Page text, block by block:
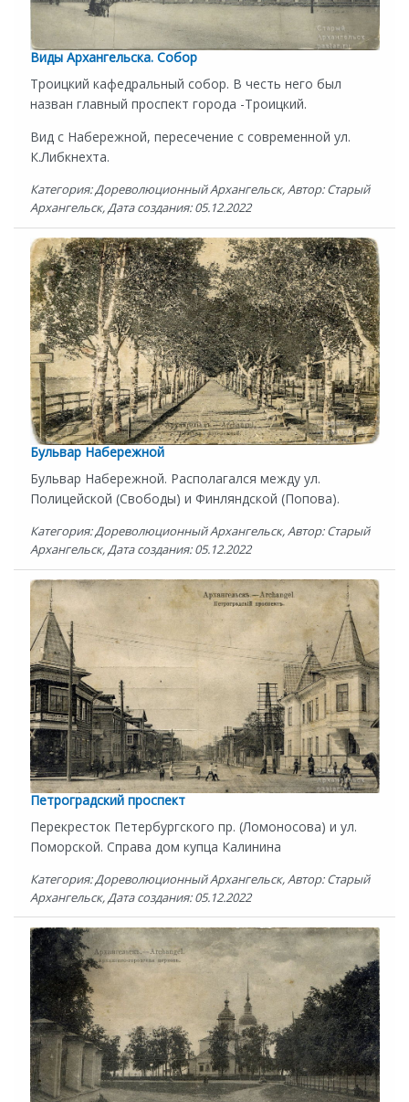
Виды Архангельска. Собор
Троицкий кафедральный собор. В честь него был
назван главный проспект города -Троицкий.
Вид с Набережной, пересечение с современной ул.
К.Либкнехта.
Категория: Дореволюционный Архангельск, Автор: Старый
Архангельск, Дата создания: 05.12.2022
Бульвар Набережной
Бульвар Набережной. Располагался между ул.
Полицейской (Свободы) и Финляндской (Попова).
Категория: Дореволюционный Архангельск, Автор: Старый
Архангельск, Дата создания: 05.12.2022
Петроградский проспект
Перекресток Петербургского пр. (Ломоносова) и ул.
Поморской. Справа дом купца Калинина
Категория: Дореволюционный Архангельск, Автор: Старый
Архангельск, Дата создания: 05.12.2022